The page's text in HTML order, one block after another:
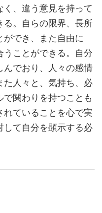
、違う意見を持って
。自らの限界、長所
でき、また自由に
うことができる。自分
んでおり、人々の感情
た人々と、気持ち、必
関わりを持つことも
ていることを心で実
て自分を顕示する必